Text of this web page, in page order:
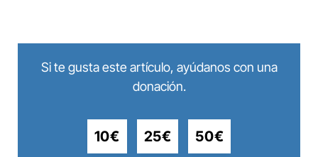
Si te gusta este artículo, ayúdanos con una
donación.
10€ 25€ 50€